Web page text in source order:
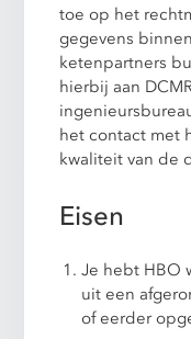
toe op het
gegevens
ketenpartners
hierbij aan
het contact met
kwaliteit van de
Eisen
Je hebt HBO
uit een
of eerder